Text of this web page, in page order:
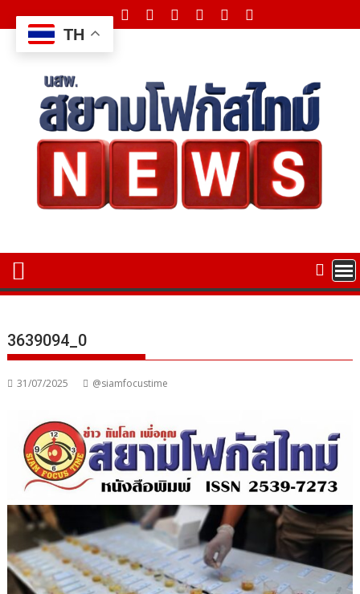
to
content
3639094_0
31/07/2025 @siamfocustime
TH